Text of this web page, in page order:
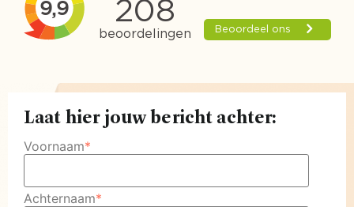
Laat hier jouw bericht achter:
Voornaam*
Achternaam*